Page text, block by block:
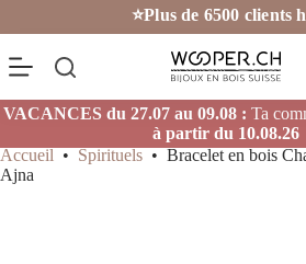
⭐Plus de 6500 clients
VACANCES du 27.07 au 09.08 : Ta
à partir du 10.08.26
Accueil • Spirituels • Bracelet en bois
Ajna